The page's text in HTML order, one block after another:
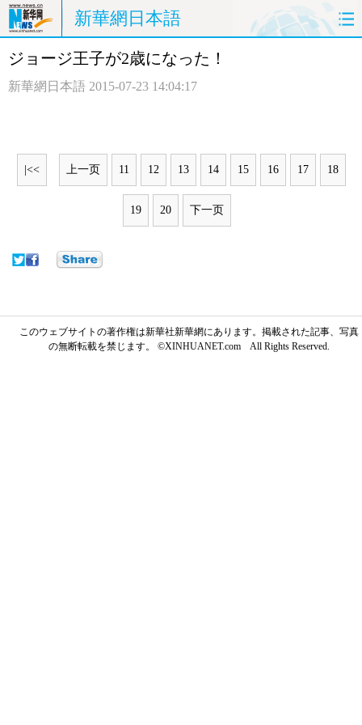
新華網日本語
ホームページ 政治
中日対訳
ジョージ王子が2歳になった！
新華網日本語 2015-07-23 14:04:17
|<< 上一页 11 12 13 14 15 16 17 18
19 20 下一页
このウェブサイトの著作権は新華社新華網にあります。掲載された記事、写真
の無断転載を禁じます。 ©XINHUANET.com All Rights Reserved.